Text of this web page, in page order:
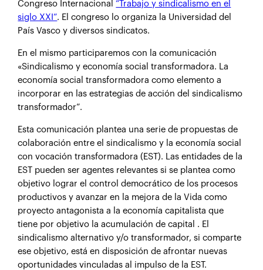
Congreso Internacional“Trabajo y sindicalismo en el
siglo XXI”. El congreso lo organiza la Universidad del
País Vasco y diversos sindicatos.
En el mismo participaremos con la comunicación
«Sindicalismo y economía social transformadora. La
economía social transformadora como elemento a
incorporar en las estrategias de acción del sindicalismo
transformador”.
Esta comunicación plantea una serie de propuestas de
colaboración entre el sindicalismo y la economía social
con vocación transformadora (EST). Las entidades de la
EST pueden ser agentes relevantes si se plantea como
objetivo lograr el control democrático de los procesos
productivos y avanzar en la mejora de la Vida como
proyecto antagonista a la economía capitalista que
tiene por objetivo la acumulación de capital . El
sindicalismo alternativo y/o transformador, si comparte
ese objetivo, está en disposición de afrontar nuevas
oportunidades vinculadas al impulso de la EST.